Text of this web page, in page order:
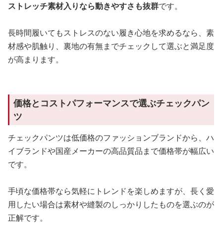
ストレッチ素材入りなら動きやすさも抜群です。
長時間履いてもストレスのない履き心地を求めるなら、素
材感や肌触り、裏地の有無までチェックして選ぶと満足度
が高まります。
価格とコストパフォーマンスで選ぶチェックパン
ツ
チェックパンツは低価格のファッションブランドから、ハ
イブランドや国産メーカーの高品質品まで価格帯が幅広い
です。
手頃な価格帯なら気軽にトレンドを楽しめますが、長く愛
用したい場合は素材や縫製のしっかりしたものを選ぶのが
正解です。